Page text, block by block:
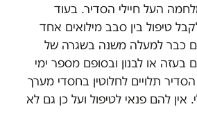
העל חיילי הסדיר. בעוד
לקבל טיפול בין סבב מילואים אחד
כבר למעלה משנה בשגרה של
בעזה או לבנון ובסופם מספר ימי
הסדיר תלויים לחלוטין בחסדי מערך
להם פנאי לטיפול ועל כן גם לא